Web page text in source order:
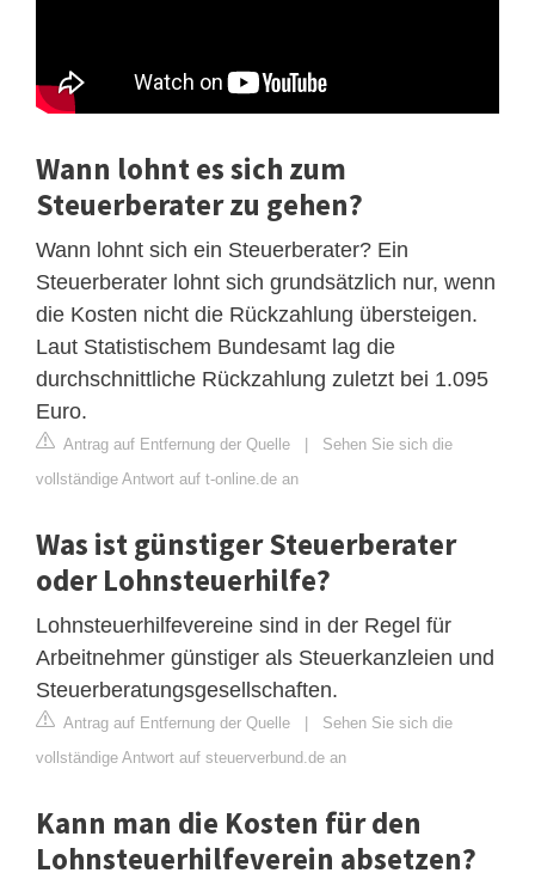
Wann lohnt es sich zum
Steuerberater zu gehen?
Wann lohnt sich ein Steuerberater? Ein
Steuerberater lohnt sich grundsätzlich nur, wenn
die Kosten nicht die Rückzahlung übersteigen.
Laut Statistischem Bundesamt lag die
durchschnittliche Rückzahlung zuletzt bei 1.095
Euro.
Antrag auf Entfernung der Quelle | Sehen Sie sich die
vollständige Antwort auf t-online.de an
Was ist günstiger Steuerberater
oder Lohnsteuerhilfe?
Lohnsteuerhilfevereine sind in der Regel für
Arbeitnehmer günstiger als Steuerkanzleien und
Steuerberatungsgesellschaften.
Antrag auf Entfernung der Quelle | Sehen Sie sich die
vollständige Antwort auf steuerverbund.de an
Kann man die Kosten für den
Lohnsteuerhilfeverein absetzen?